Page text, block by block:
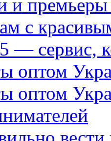
и
с
— сервис,
оптом
оптом